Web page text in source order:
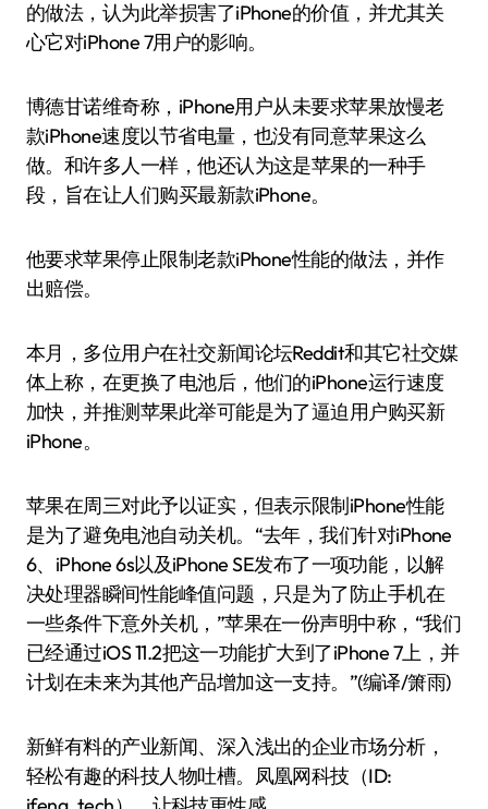
的做法，认为此举损害了iPhone的价值，并尤其关
心它对iPhone 7用户的影响。
博德甘诺维奇称，iPhone用户从未要求苹果放慢老
款iPhone速度以节省电量，也没有同意苹果这么
做。和许多人一样，他还认为这是苹果的一种手
段，旨在让人们购买最新款iPhone。
他要求苹果停止限制老款iPhone性能的做法，并作
出赔偿。
本月，多位用户在社交新闻论坛Reddit和其它社交媒
体上称，在更换了电池后，他们的iPhone运行速度
加快，并推测苹果此举可能是为了逼迫用户购买新
iPhone。
苹果在周三对此予以证实，但表示限制iPhone性能
是为了避免电池自动关机。“去年，我们针对iPhone
6、iPhone 6s以及iPhone SE发布了一项功能，以解
决处理器瞬间性能峰值问题，只是为了防止手机在
一些条件下意外关机，”苹果在一份声明中称，“我们
已经通过iOS 11.2把这一功能扩大到了iPhone 7上，并
计划在未来为其他产品增加这一支持。”(编译/箫雨)
新鲜有料的产业新闻、深入浅出的企业市场分析，
轻松有趣的科技人物吐槽。凤凰网科技（ID: